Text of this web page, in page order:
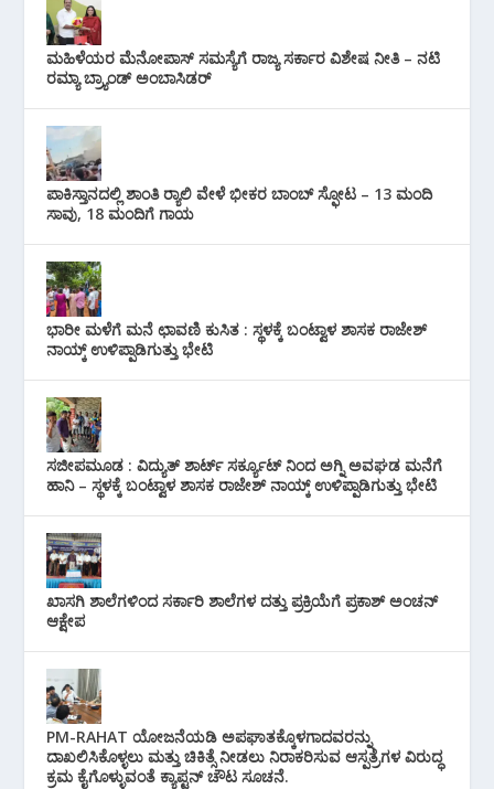
ಮಹಿಳೆಯರ ಮೆನೋಪಾಸ್ ಸಮಸ್ಯೆಗೆ ರಾಜ್ಯ ಸರ್ಕಾರ ವಿಶೇಷ ನೀತಿ – ನಟಿ
ರಮ್ಯಾ ಬ್ರ್ಯಾಂಡ್ ಅಂಬಾಸಿಡರ್
ಪಾಕಿಸ್ತಾನದಲ್ಲಿ ಶಾಂತಿ ರ‍್ಯಾಲಿ ವೇಳೆ ಭೀಕರ ಬಾಂಬ್ ಸ್ಫೋಟ – 13 ಮಂದಿ
ಸಾವು, 18 ಮಂದಿಗೆ ಗಾಯ
ಭಾರೀ ಮಳೆಗೆ ಮನೆ ಛಾವಣಿ ಕುಸಿತ : ಸ್ಥಳಕ್ಕೆ ಬಂಟ್ವಾಳ ಶಾಸಕ ರಾಜೇಶ್
ನಾಯ್ಕ್ ಉಳಿಪ್ಪಾಡಿಗುತ್ತು ಭೇಟಿ
ಸಜೀಪಮೂಡ : ವಿದ್ಯುತ್ ಶಾರ್ಟ್ ಸರ್ಕ್ಯೂಟ್‌ ನಿಂದ ಅಗ್ನಿ ಅವಘಡ ಮನೆಗೆ
ಹಾನಿ – ಸ್ಥಳಕ್ಕೆ ಬಂಟ್ವಾಳ ಶಾಸಕ ರಾಜೇಶ್ ನಾಯ್ಕ್ ಉಳಿಪ್ಪಾಡಿಗುತ್ತು ಭೇಟಿ
ಖಾಸಗಿ ಶಾಲೆಗಳಿಂದ ಸರ್ಕಾರಿ ಶಾಲೆಗಳ ದತ್ತು ಪ್ರಕ್ರಿಯೆಗೆ ಪ್ರಕಾಶ್ ಅಂಚನ್
ಆಕ್ಷೇಪ
PM-RAHAT ಯೋಜನೆಯಡಿ ಅಪಘಾತಕ್ಕೊಳಗಾದವರನ್ನು
ದಾಖಲಿಸಿಕೊಳ್ಳಲು ಮತ್ತು ಚಿಕಿತ್ಸೆ ನೀಡಲು ನಿರಾಕರಿಸುವ ಆಸ್ಪತ್ರೆಗಳ ವಿರುದ್ಧ
ಕ್ರಮ ಕೈಗೊಳ್ಳುವಂತೆ ಕ್ಯಾಪ್ಟನ್ ಚೌಟ ಸೂಚನೆ.